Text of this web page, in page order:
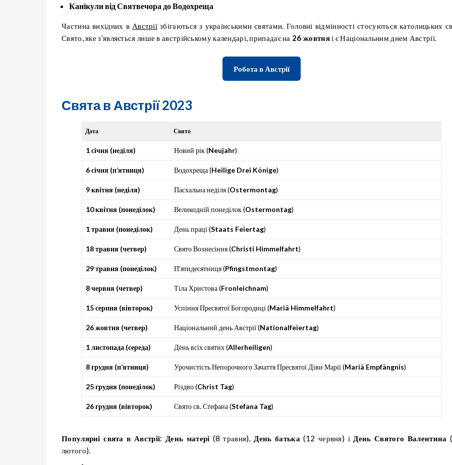
Канікули від Святвечора до Водохреща
Частина вихідних в Австрії збігаються з українськими святами. Головні відмінності стосуються католицьких
Свято, яке з’являється лише в австрійському календарі, припадає на 26 жовтняі є Національним днем ​​Австрії.
Робота в Австрії
Свята в Австрії 2023
Дата Свято
1 січня (неділя) Новий рік (Neujahr)
6 січня (п’ятниця) Водохреща (Heilige Drei Könige)
9 квітня (неділя) Пасхальна неділя (Ostermontag)
10 квітня (понеділок) Великодній понеділок (Ostermontag)
1 травня (понеділок) День праці (Staats Feiertag)
18 травня (четвер) Свято Вознесіння (Christi Himmelfahrt)
29 травня (понеділок) П’ятидесятниця (Pfingstmontag)
8 червня (четвер) Тіла Христова (Fronleichnam)
15 серпня (вівторок) Успіння Пресвятої Богородиці (Mariä Himmelfahrt)
26 жовтня (четвер) Національний день Австрії (Nationalfeiertag)
1 листопада (середа) День всіх святих (Allerheiligen)
8 грудня (п’ятниця) Урочистість Непорочного Зачаття Пресвятої Діви Марії (Mariä Empfängnis)
25 грудня (понеділок) Різдво (Christ Tag)
26 грудня (вівторок) Свято св. Стефана (Stefana Tag)
Популярні свята в Австрії: День матері(8 травня), День батька (12 червня) і День Святого Валентина
лютого).